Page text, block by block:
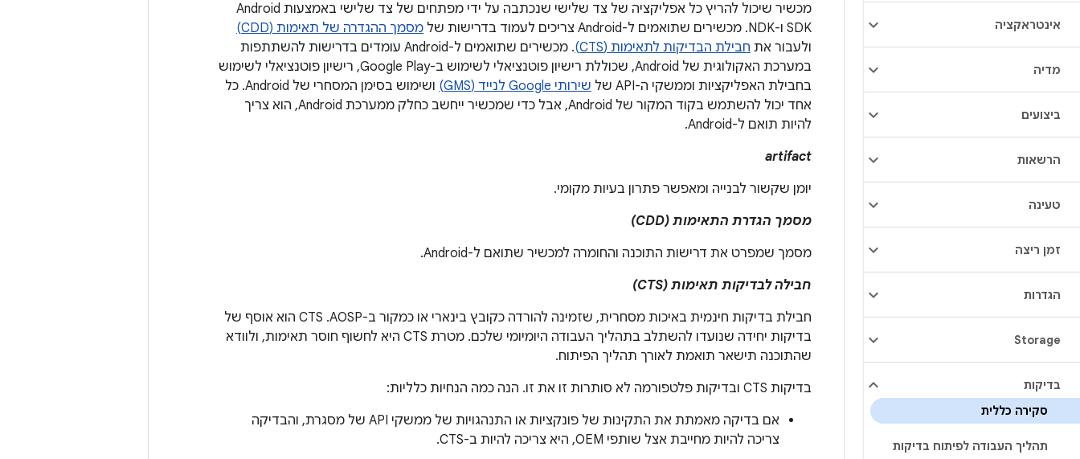
אינטראקציה
מדיה
ביצועים
הרשאות
טעינה
זמן ריצה
הגדרות
Storage
בדיקות
סקירה כללית
תהליך העבודה לפיתוח בדיקות
מכשיר שיכול להריץ כל אפליקציה של צד שלישי שנכתבה על ידי מפתחים של צד שלישי באמצעות Android
SDK ו-NDK. מכשירים שתואמים ל-Android צריכים לעמוד בדרישות של
מסמך ההגדרה של תאימות (CDD)
ולעבור את חבילת הבדיקות לתאימות (CTS)
. מכשירים שתואמים ל-Android עומדים בדרישות להשתתפות
במערכת האקולוגית של Android, שכוללת רישיון פוטנציאלי לשימוש ב-Google Play, רישיון פוטנציאלי לשימוש
בחבילת האפליקציות וממשקי ה-API של
שירותי Google לנייד (GMS)
ושימוש בסימן המסחרי של Android. כל
אחד יכול להשתמש בקוד המקור של Android, אבל כדי שמכשיר ייחשב כחלק ממערכת Android, הוא צריך
להיות תואם ל-Android.
artifact
יומן שקשור לבנייה ומאפשר פתרון בעיות מקומי.
מסמך הגדרת התאימות (CDD)
מסמך שמפרט את דרישות התוכנה והחומרה למכשיר שתואם ל-Android.
חבילה לבדיקות תאימות (CTS)
חבילת בדיקות חינמית באיכות מסחרית, שזמינה להורדה כקובץ בינארי או כמקור ב-AOSP. ‫CTS הוא אוסף של
בדיקות יחידה שנועדו להשתלב בתהליך העבודה היומיומי שלכם. מטרת CTS היא לחשוף חוסר תאימות, ולוודא
שהתוכנה תישאר תואמת לאורך תהליך הפיתוח.
בדיקות CTS ובדיקות פלטפורמה לא סותרות זו את זו. הנה כמה הנחיות כלליות:
אם בדיקה מאמתת את התקינות של פונקציות או התנהגויות של ממשקי API של מסגרת, והבדיקה
צריכה להיות מחייבת אצל שותפי OEM, היא צריכה להיות ב-CTS.